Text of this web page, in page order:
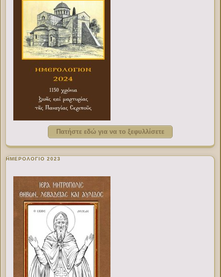
Πατήστε εδώ για να το ξεφυλλίσετε
ΗΜΕΡΟΛΟΓΙΟ 2023